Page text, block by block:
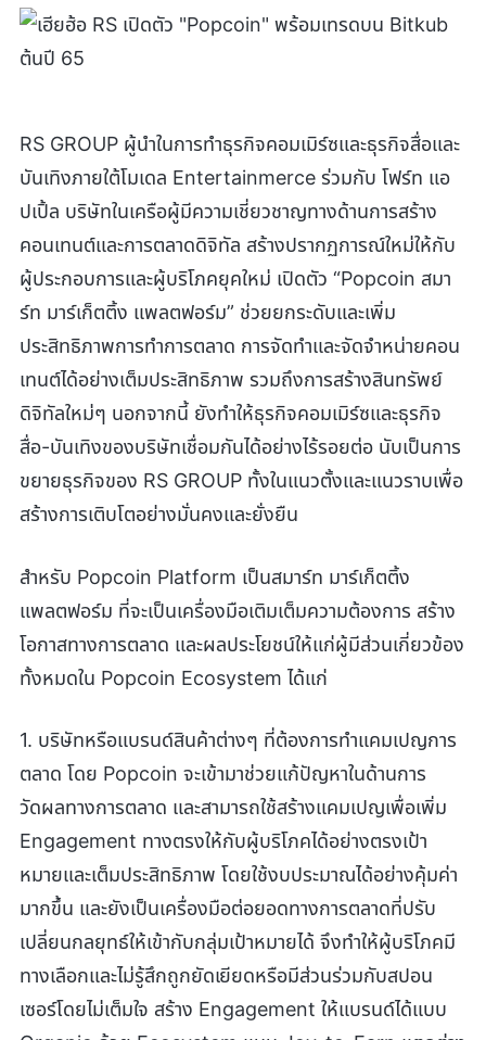
RS GROUP ผู้นำในการทำธุรกิจคอมเมิร์ซและธุรกิจสื่อและ
บันเทิงภายใต้โมเดล Entertainmerce ร่วมกับ โฟร์ท แอ
ปเปิ้ล บริษัทในเครือผู้มีความเชี่ยวชาญทางด้านการสร้าง
คอนเทนต์และการตลาดดิจิทัล สร้างปรากฏการณ์ใหม่ให้กับ
ผู้ประกอบการและผู้บริโภคยุคใหม่ เปิดตัว “Popcoin สมา
ร์ท มาร์เก็ตติ้ง แพลตฟอร์ม” ช่วยยกระดับและเพิ่ม
ประสิทธิภาพการทำการตลาด การจัดทำและจัดจำหน่ายคอน
เทนต์ได้อย่างเต็มประสิทธิภาพ รวมถึงการสร้างสินทรัพย์
ดิจิทัลใหม่ๆ นอกจากนี้ ยังทำให้ธุรกิจคอมเมิร์ซและธุรกิจ
สื่อ-บันเทิงของบริษัทเชื่อมกันได้อย่างไร้รอยต่อ นับเป็นการ
ขยายธุรกิจของ RS GROUP ทั้งในแนวตั้งและแนวราบเพื่อ
สร้างการเติบโตอย่างมั่นคงและยั่งยืน
สำหรับ Popcoin Platform เป็นสมาร์ท มาร์เก็ตติ้ง
แพลตฟอร์ม ที่จะเป็นเครื่องมือเติมเต็มความต้องการ สร้าง
โอกาสทางการตลาด และผลประโยชน์ให้แก่ผู้มีส่วนเกี่ยวข้อง
ทั้งหมดใน Popcoin Ecosystem ได้แก่
1. บริษัทหรือแบรนด์สินค้าต่างๆ ที่ต้องการทำแคมเปญการ
ตลาด โดย Popcoin จะเข้ามาช่วยแก้ปัญหาในด้านการ
วัดผลทางการตลาด และสามารถใช้สร้างแคมเปญเพื่อเพิ่ม
Engagement ทางตรงให้กับผู้บริโภคได้อย่างตรงเป้า
หมายและเต็มประสิทธิภาพ โดยใช้งบประมาณได้อย่างคุ้มค่า
มากขึ้น และยังเป็นเครื่องมือต่อยอดทางการตลาดที่ปรับ
เปลี่ยนกลยุทธ์ให้เข้ากับกลุ่มเป้าหมายได้ จึงทำให้ผู้บริโภคมี
ทางเลือกและไม่รู้สึกถูกยัดเยียดหรือมีส่วนร่วมกับสปอน
เซอร์โดยไม่เต็มใจ สร้าง Engagement ให้แบรนด์ได้แบบ